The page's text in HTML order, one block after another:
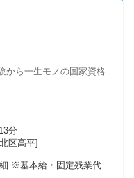
方 ◆協調性を大切にし、
配送、 トラック運転手、
方は 即戦力として活躍可
から一生モノの国家資格
分
区高平]
※基本給・固定残業代の